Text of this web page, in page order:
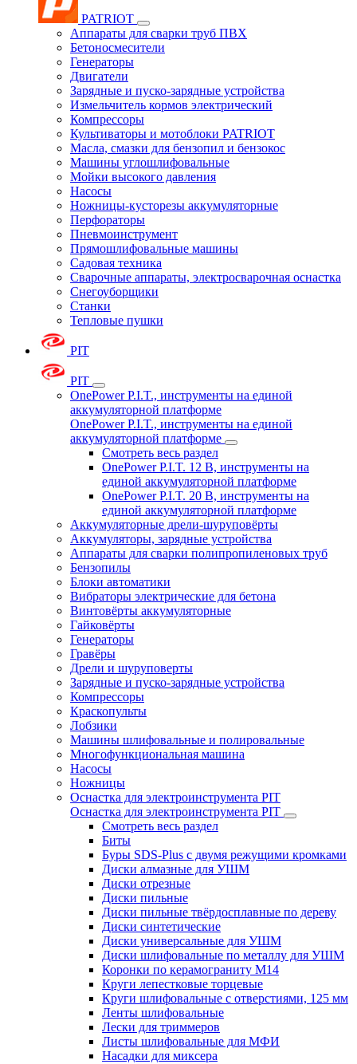
PATRIOT
Аппараты для сварки труб ПВХ
Бетоносмесители
Генераторы
Двигатели
Зарядные и пуско-зарядные устройства
Измельчитель кормов электрический
Компрессоры
Культиваторы и мотоблоки PATRIOT
Масла, смазки для бензопил и бензокос
Машины углошлифовальные
Мойки высокого давления
Насосы
Ножницы-кусторезы аккумуляторные
Перфораторы
Пневмоинструмент
Прямошлифовальные машины
Садовая техника
Сварочные аппараты, электросварочная оснастка
Снегоуборщики
Станки
Тепловые пушки
PIT
PIT
OnePower P.I.T., инструменты на единой
аккумуляторной платформе
OnePower P.I.T., инструменты на единой
аккумуляторной платформе
Смотреть весь раздел
OnePower P.I.T. 12 В, инструменты на
единой аккумуляторной платформе
OnePower P.I.T. 20 В, инструменты на
единой аккумуляторной платформе
Аккумуляторные дрели-шуруповёрты
Аккумуляторы, зарядные устройства
Аппараты для сварки полипропиленовых труб
Бензопилы
Блоки автоматики
Вибраторы электрические для бетона
Винтовёрты аккумуляторные
Гайковёрты
Генераторы
Гравёры
Дрели и шуруповерты
Зарядные и пуско-зарядные устройства
Компрессоры
Краскопульты
Лобзики
Машины шлифовальные и полировальные
Многофункциональная машина
Насосы
Ножницы
Оснастка для электроинструмента PIT
Оснастка для электроинструмента PIT
Смотреть весь раздел
Биты
Буры SDS-Plus c двумя режущими кромками
Диски алмазные для УШМ
Диски отрезные
Диски пильные
Диски пильные твёрдосплавные по дереву
Диски синтетические
Диски универсальные для УШМ
Диски шлифовальные по металлу для УШМ
Коронки по керамограниту M14
Круги лепестковые торцевые
Круги шлифовальные с отверстиями, 125 мм
Ленты шлифовальные
Лески для триммеров
Листы шлифовальные для МФИ
Насадки для миксера